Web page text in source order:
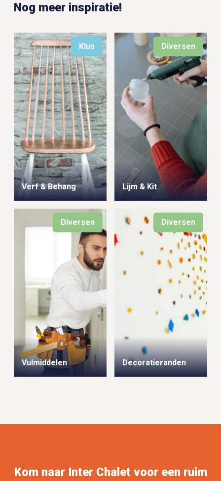
Nog meer inspiratie!
Verf & Behang
Klus
Lijm & Kit
Diversen
Vulmiddelen
Diversen
Decoratieranden
Diversen
Kom naar Inter Chalet voor een ruim